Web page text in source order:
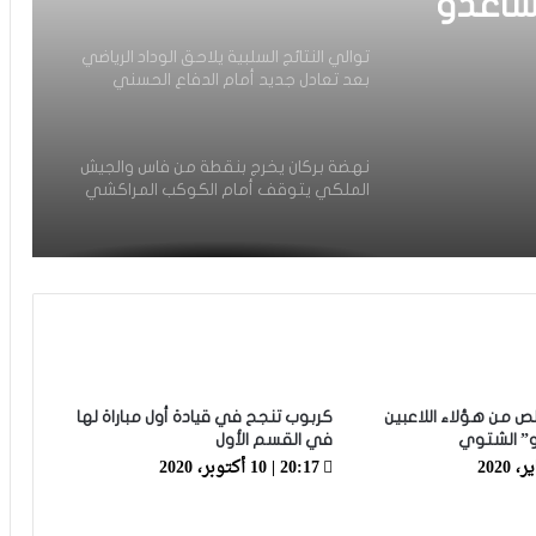
توالي النتائج السلبية يلاحق الوداد الرياضي
بعد تعادل جديد أمام الدفاع الحسني
نهضة بركان يخرج بنقطة من فاس والجيش
الملكي يتوقف أمام الكوكب المراكشي
بجناح فاخر بـ4 ملايين لليلة… ونهاية
وإن شاء الله غادي نكونوا واجدين في
المونديال
من هؤلاء اللاعبين
الشتوي
كربوب تنجح في قيادة أول مباراة لها
في القسم الأول
20:17 | 10 أكتوبر، 2020